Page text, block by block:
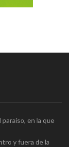
en la que
y fuera de la